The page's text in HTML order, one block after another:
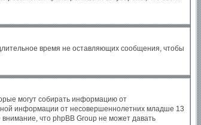
время не оставляющих сообщения, чтобы
могут собирать информацию от
информации от несовершеннолетних младше 13
что phpBB Group не может давать